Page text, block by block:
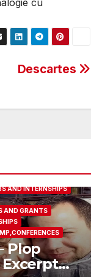
cu
Descartes
AND INTERNSHIPS
AND GRANTS
Plop